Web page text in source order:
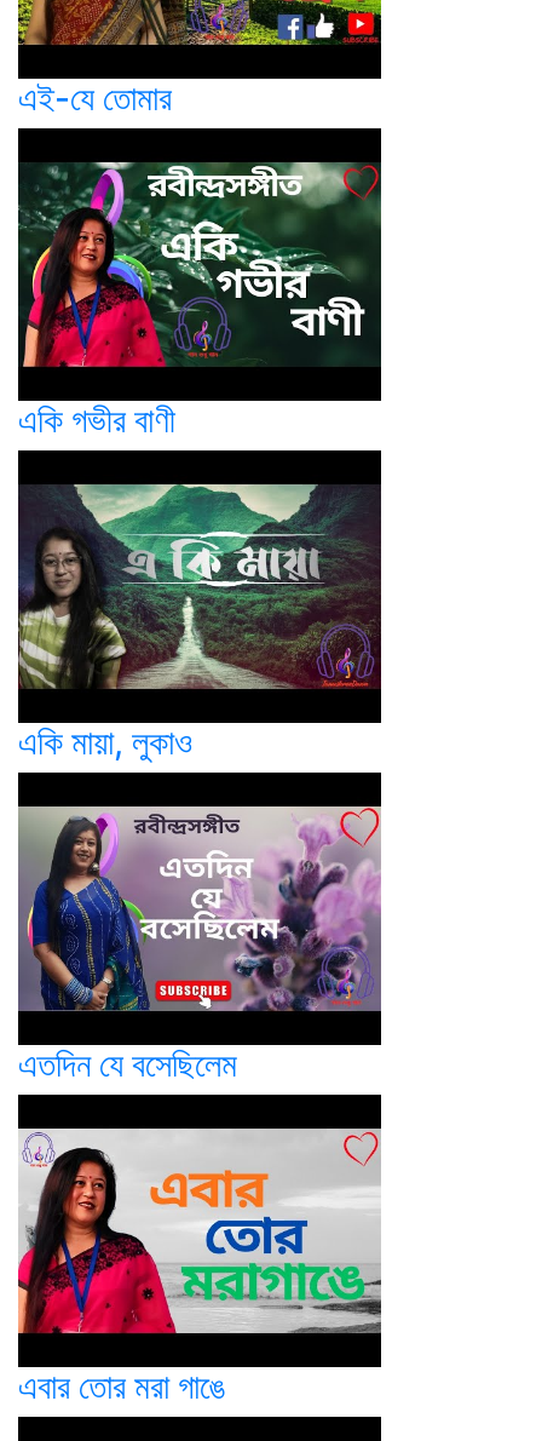
এই-যে তোমার
একি গভীর বাণী
একি মায়া, লুকাও
এতদিন যে বসেছিলেম
এবার তোর মরা গাঙে